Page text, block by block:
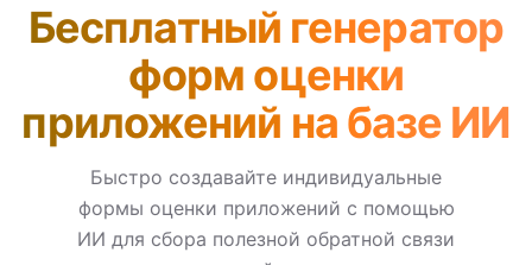
ЦЕНЫ
Бесплатный генератор
форм оценки
приложений на базе ИИ
Быстро создавайте индивидуальные
формы оценки приложений с помощью
ИИ для сбора полезной обратной связи